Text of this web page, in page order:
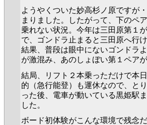
ようやくついた妙高杉ノ原ですが
まりました。したがって、下のペ
乗れない状況。今年は三田原第１
で、ゴンドラ止まると三田原へ行
結果、普段は眼中にないゴンドラ
が激混み、あのしょぼい第１ペアが
結局、リフト２本乗っただけで本
的（急行能登）も運休なので、と
った後、電車が動いている黒姫駅
した。
ボード初体験がこんな環境で残念